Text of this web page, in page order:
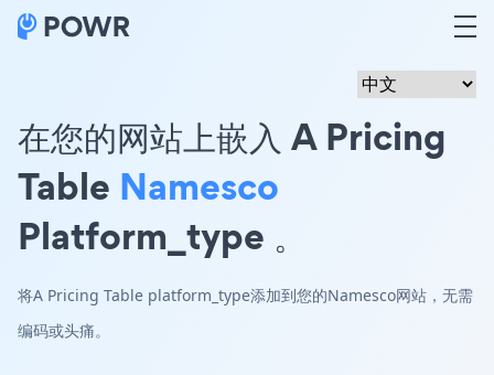
在您的网站上嵌入 A Pricing
Table Namesco
Platform_type 。
将A Pricing Table platform_type添加到您的Namesco网站，无需
编码或头痛。